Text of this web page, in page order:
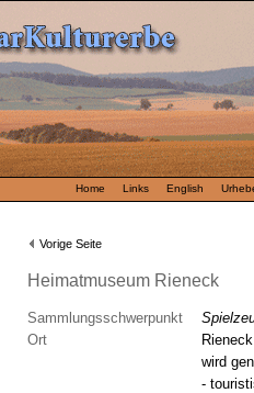
Home Links English
Vorige Seite
Heimatmuseum Rieneck
Sammlungsschwerpunkt
Ort
Rieneck
wird
-